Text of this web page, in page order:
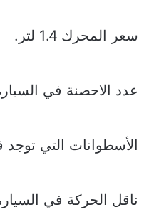
سعر المحرك 1.4 لتر.
عدد الاحصنة في السيارة 100
الأسطوانات التي توجد في
ناقل الحركة في